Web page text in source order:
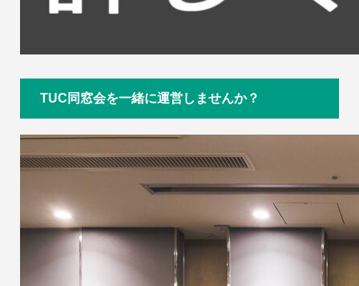
TUC同窓会を一緒に運営しませんか？